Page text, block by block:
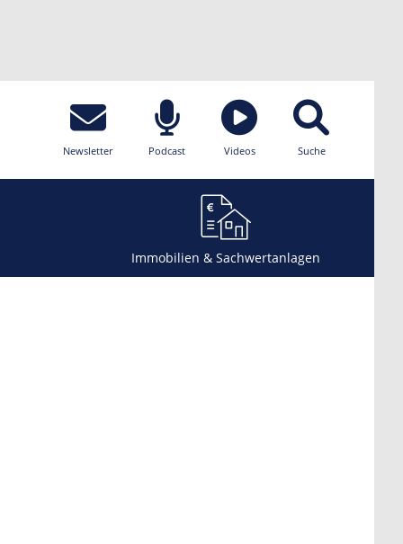
Newsletter Podcast Videos Suche
Immobilien & Sachwertanlagen